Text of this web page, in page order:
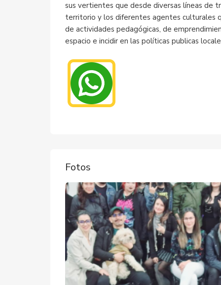
sus vertientes que desde diversas líneas de
territorio y los diferentes agentes culturales
de actividades pedagógicas, de
espacio e incidir en las políticas publicas
Fotos